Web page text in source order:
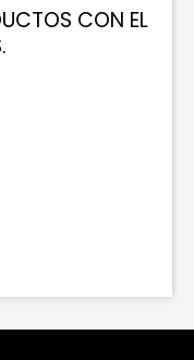
CON EL